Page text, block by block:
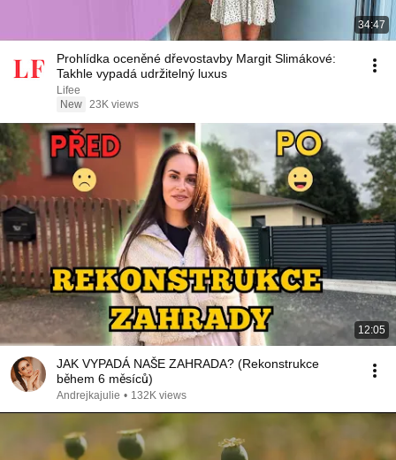
34:47
Prohlídka oceněné dřevostavby Margit Slimákové:
Takhle vypadá udržitelný luxus
Lifee
New 23K views
12:05
JAK VYPADÁ NAŠE ZAHRADA? (Rekonstrukce
během 6 měsíců)
Andrejkajulie • 132K views